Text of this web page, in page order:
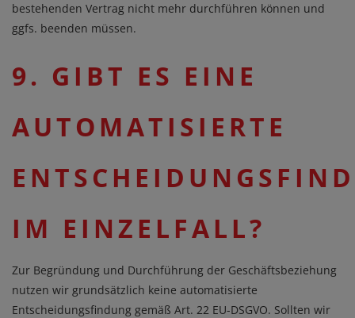
bestehenden Vertrag nicht mehr durchführen können und
ggfs. beenden müssen.
9. GIBT ES EINE
AUTOMATISIERTE
IM EINZELFALL?
Zur Begründung und Durchführung der Geschäftsbeziehung
nutzen wir grundsätzlich keine automatisierte
Entscheidungsfindung gemäß Art. 22 EU-DSGVO. Sollten wir